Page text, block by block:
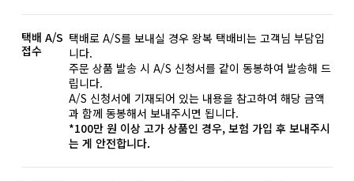
택배 A/S
접수
택배로 A/S를 보내실 경우 왕복 택배비는 고객님 부담입
니다.
주문 상품 발송 시 A/S 신청서를 같이 동봉하여 발송해 드
립니다.
A/S 신청서에 기재되어 있는 내용을 참고하여 해당 금액
과 함께 동봉해서 보내주시면 됩니다.
*100만 원 이상 고가 상품인 경우, 보험 가입 후 보내주시
는 게 안전합니다.